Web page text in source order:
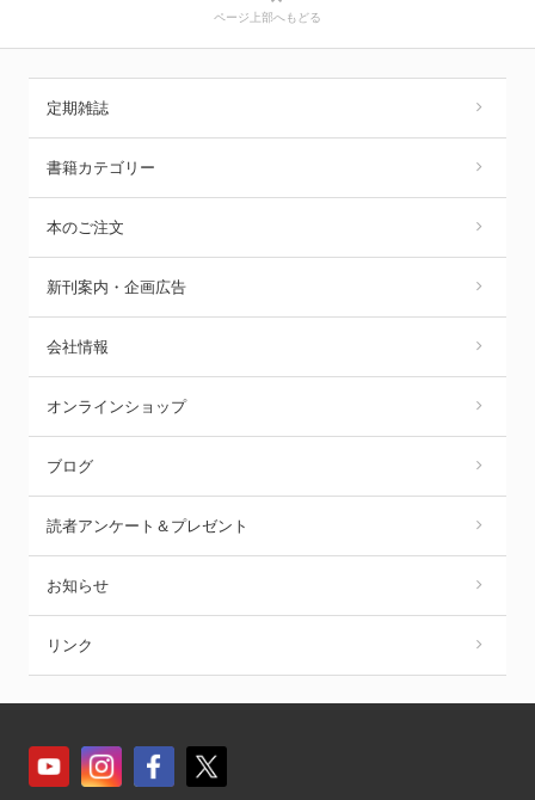
ページ上部へもどる
定期雑誌
書籍カテゴリー
本のご注文
新刊案内・企画広告
会社情報
オンラインショップ
ブログ
読者アンケート＆プレゼント
お知らせ
リンク